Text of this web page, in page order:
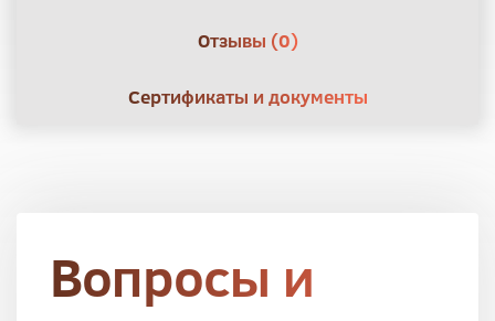
Отзывы (0)
Сертификаты и документы
Вопросы и